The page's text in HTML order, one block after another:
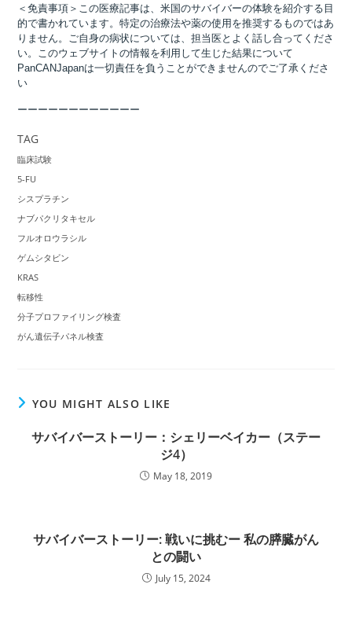
＜免責事項＞この医療記事は、米国のサバイバーの体験を紹介する目
的で書かれています。特定の治療法や薬の使用を推奨するものではあ
りません。ご自身の病状については、担当医とよく話し合ってくださ
い。このウェブサイトの情報を利用して生じた結果について
PanCANJapanは一切責任を負うことができませんのでご了承くださ
い
ーーーーーーーーーーーー
TAG
臨床試験
5-FU
シスプラチン
ナブパクリタキセル
フルオロウラシル
ゲムシタビン
KRAS
転移性
分子プロファイリング検査
がん遺伝子パネル検査
YOU MIGHT ALSO LIKE
サバイバーストーリー：シェリーベイカー（ステー
ジ4）
May 18, 2019
サバイバーストーリー: 戦いに挑むー 私の膵臓がん
との闘い
July 15, 2024